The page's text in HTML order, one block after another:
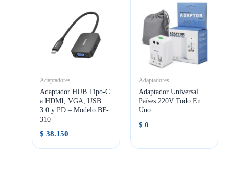
Adaptadores
Adaptador HUB Tipo-C
a HDMI, VGA, USB
3.0 y PD – Modelo BF-
310
$ 38.150
Adaptadores
Adaptador Universal
Países 220V Todo En
Uno
$ 0